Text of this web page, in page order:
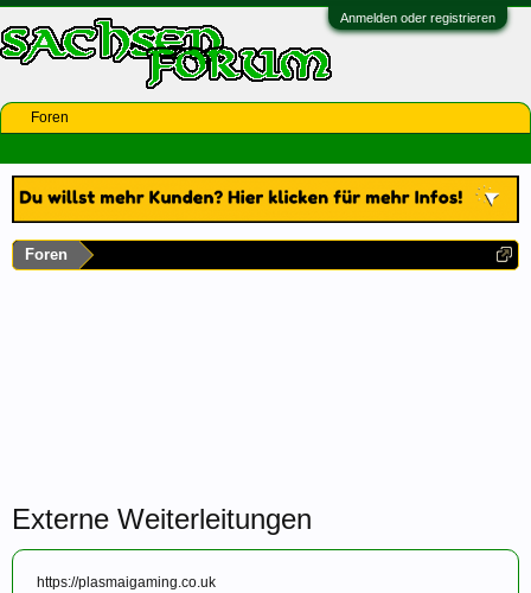
Anmelden oder registrieren
Foren
Externe Weiterleitungen
https://plasmaigaming.co.uk
Foren